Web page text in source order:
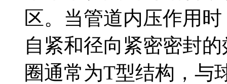
区。当管道内压作用
自紧和径向紧密密封
圈通常为T型结构，与